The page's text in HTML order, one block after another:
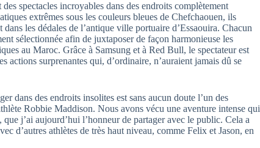
spectacles incroyables dans des endroits complètement
extrêmes sous les couleurs bleues de Chefchaouen, ils
les dédales de l’antique ville portuaire d’Essaouira. Chacun
sélectionnée afin de juxtaposer de façon harmonieuse les
au Maroc. Grâce à Samsung et à Red Bull, le spectateur est
actions surprenantes qui, d’ordinaire, n’auraient jamais dû se
dans des endroits insolites est sans aucun doute l’un des
Robbie Maddison. Nous avons vécu une aventure intense qui
j’ai aujourd’hui l’honneur de partager avec le public. Cela a
d’autres athlètes de très haut niveau, comme Felix et Jason, en